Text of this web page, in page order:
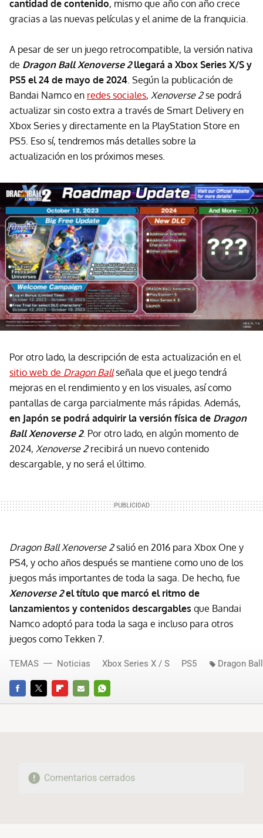
cantidad de contenido, mismo que año con año crece
gracias a las nuevas películas y el anime de la franquicia.
A pesar de ser un juego retrocompatible, la versión nativa
de Dragon Ball Xenoverse 2llegará a Xbox Series X/S y
PS5 el 24 de mayo de 2024. Según la publicación de
Bandai Namco en redes sociales, Xenoverse 2se podrá
actualizar sin costo extra a través de Smart Delivery en
Xbox Series y directamente en la PlayStation Store en
PS5. Eso sí, tendremos más detalles sobre la
actualización en los próximos meses.
Por otro lado, la descripción de esta actualización en el
sitio web de Dragon Ballseñala que el juego tendrá
mejoras en el rendimiento y en los visuales, así como
pantallas de carga parcialmente más rápidas. Además,
en Japón se podrá adquirir la versión física de Dragon
Ball Xenoverse 2. Por otro lado, en algún momento de
2024, Xenoverse 2recibirá un nuevo contenido
descargable, y no será el último.
Dragon Ball Xenoverse 2salió en 2016 para Xbox One y
PS4, y ocho años después se mantiene como uno de los
juegos más importantes de toda la saga. De hecho, fue
Xenoverse 2el título que marcó el ritmo de
lanzamientos y contenidos descargables que Bandai
Namco adoptó para toda la saga e incluso para otros
juegos como Tekken 7.
FACEBOOKTWITTERFLIPBOARD
E-
WHATSAPP
TEMAS Noticias Xbox Series X / S PS5 Dragon
Comentarios cerrados